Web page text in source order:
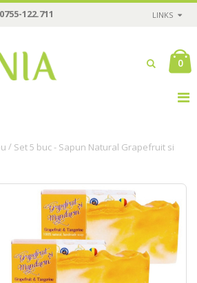
0755-122.711 LINKS
0
/ Set 5 buc - Sapun Natural Grapefruit si